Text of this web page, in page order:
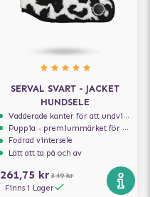
SERVAL SVART - JACKET
HUNDSELE
Vadderade kanter för att undvika skav
Puppia - premiummärket för hundselar
Fodrad vintersele
Lätt att ta på och av
261,75 kr 349 kr
Finns i Lager